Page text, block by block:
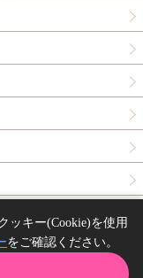
窪田マル
アクリルスタンド「と
とふみ先生」01/「伝
comicomi studio. All right reserved.
ッキー(Cookie)を使用
をご確認ください。